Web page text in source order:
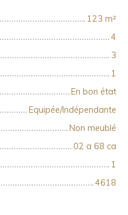
123 m²
4
3
1
En bon état
Equipée/Indépendante
Non meublé
02 a 68 ca
1
4618